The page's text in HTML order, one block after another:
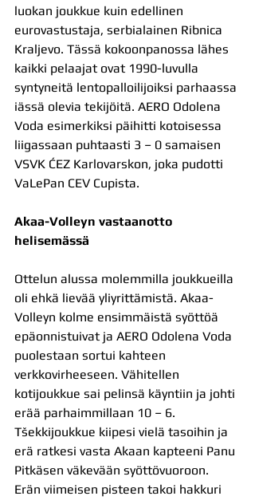
luokan joukkue kuin edellinen
eurovastustaja, serbialainen Ribnica
Kraljevo. Tässä kokoonpanossa lähes
kaikki pelaajat ovat 1990-luvulla
syntyneitä lentopalloilijoiksi parhaassa
iässä olevia tekijöitä. AERO Odolena
Voda esimerkiksi päihitti kotoisessa
liigassaan puhtaasti 3 – 0 samaisen
VSVK ĆEZ Karlovarskon, joka pudotti
VaLePan CEV Cupista.
Akaa-Volleyn vastaanotto
helisemässä
Ottelun alussa molemmilla joukkueilla
oli ehkä lievää yliyrittämistä. Akaa-
Volleyn kolme ensimmäistä syöttöä
epäonnistuivat ja AERO Odolena Voda
puolestaan sortui kahteen
verkkovirheeseen. Vähitellen
kotijoukkue sai pelinsä käyntiin ja johti
erää parhaimmillaan 10 – 6.
Tšekkijoukkue kiipesi vielä tasoihin ja
erä ratkesi vasta Akaan kapteeni Panu
Pitkäsen väkevään syöttövuoroon.
Erän viimeisen pisteen takoi hakkuri